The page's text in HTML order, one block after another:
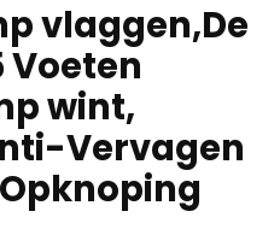
vlaggen,De
Voeten
wint,
Vervagen